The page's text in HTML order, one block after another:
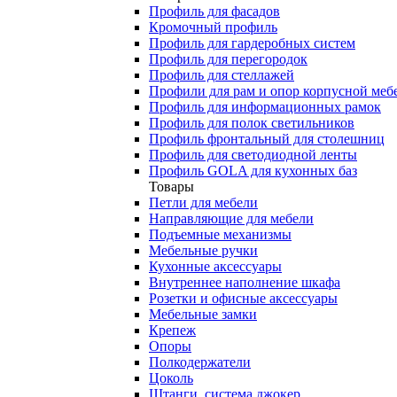
Профиль для фасадов
Кромочный профиль
Профиль для гардеробных систем
Профиль для перегородок
Профиль для стеллажей
Профили для рам и опор корпусной
Профиль для информационных рамок
Профиль для полок светильников
Профиль фронтальный для столешниц
Профиль для светодиодной ленты
Профиль GOLA для кухонных баз
Товары
Петли для мебели
Направляющие для мебели
Подъемные механизмы
Мебельные ручки
Кухонные аксессуары
Внутреннее наполнение шкафа
Розетки и офисные аксессуары
Мебельные замки
Крепеж
Опоры
Полкодержатели
Цоколь
Штанги, система джокер